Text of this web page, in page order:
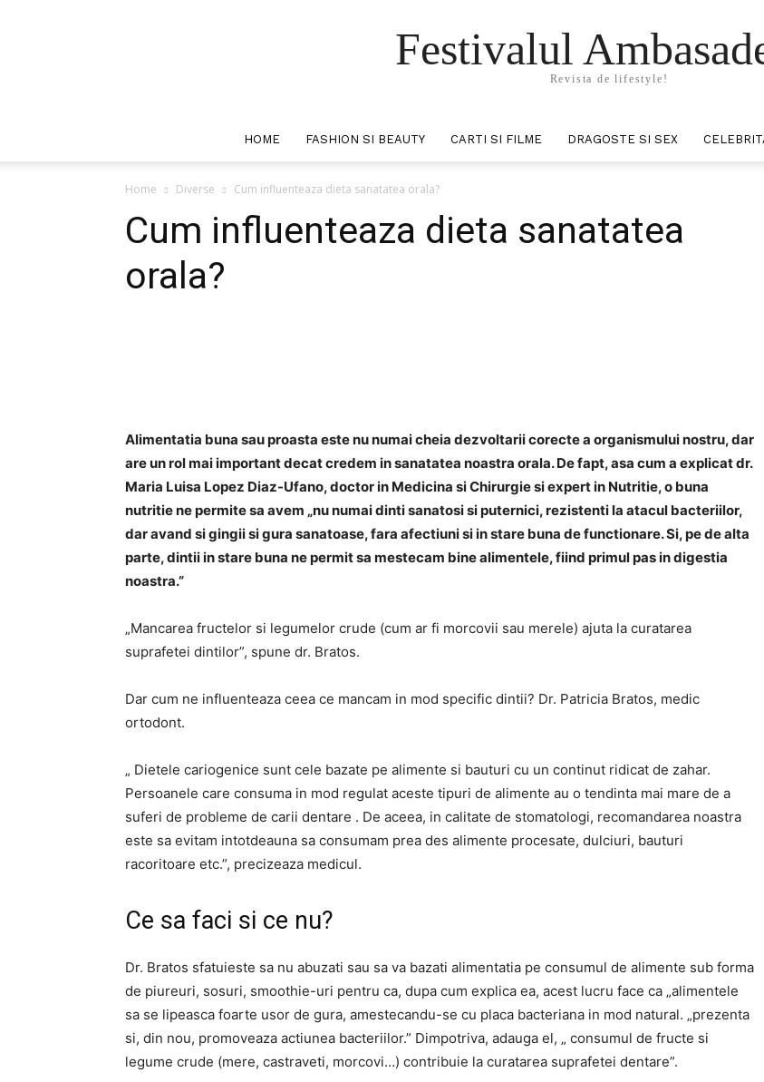
Festivalul
Revista de lifestyle!
HOME FASHION SI BEAUTY CARTI SI FILME DRAGOSTE SI SEX
Home Diverse Cum influenteaza dieta sanatatea orala?
Cum influenteaza dieta sanatatea
orala?
Alimentatia buna sau proasta este nu numai cheia dezvoltarii corecte a organismului nostru, dar
are un rol mai important decat credem in sanatatea noastra orala. De fapt, asa cum a explicat dr.
Maria Luisa Lopez Diaz-Ufano, doctor in Medicina si Chirurgie si expert in Nutritie, o buna
nutritie ne permite sa avem „nu numai dinti sanatosi si puternici, rezistenti la atacul bacteriilor,
dar avand si gingii si gura sanatoase, fara afectiuni si in stare buna de functionare. Si, pe de alta
parte, dintii in stare buna ne permit sa mestecam bine alimentele, fiind primul pas in digestia
noastra.”
„Mancarea fructelor si legumelor crude (cum ar fi morcovii sau merele) ajuta la curatarea
suprafetei dintilor”, spune dr. Bratos.
Dar cum ne influenteaza ceea ce mancam in mod specific dintii? Dr. Patricia Bratos, medic
ortodont.
„ Dietele cariogenice sunt cele bazate pe alimente si bauturi cu un continut ridicat de zahar.
Persoanele care consuma in mod regulat aceste tipuri de alimente au o tendinta mai mare de a
suferi de probleme de carii dentare . De aceea, in calitate de stomatologi, recomandarea noastra
este sa evitam intotdeauna sa consumam prea des alimente procesate, dulciuri, bauturi
racoritoare etc.”, precizeaza medicul.
Ce sa faci si ce nu?
Dr. Bratos sfatuieste sa nu abuzati sau sa va bazati alimentatia pe consumul de alimente sub forma
de piureuri, sosuri, smoothie-uri pentru ca, dupa cum explica ea, acest lucru face ca „alimentele
sa se lipeasca foarte usor de gura, amestecandu-se cu placa bacteriana in mod natural. „prezenta
si, din nou, promoveaza actiunea bacteriilor.” Dimpotriva, adauga el, „ consumul de fructe si
legume crude (mere, castraveti, morcovi…) contribuie la curatarea suprafetei dentare”.